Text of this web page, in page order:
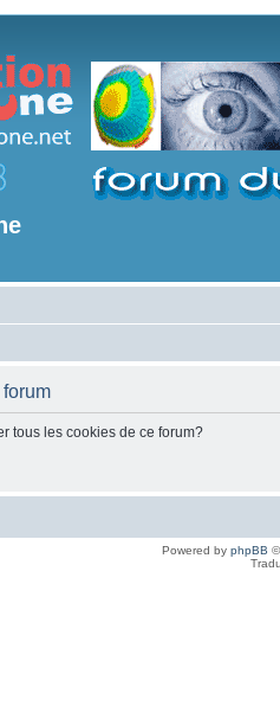
tous les cookies de ce forum?
Powered by phpBB